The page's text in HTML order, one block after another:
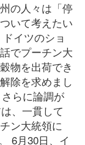
の人々は「停
いて考えたい
イツのショ
でプーチン大
物を出荷でき
除を求めまし
らに論調が
、一貫して
ン大統領に
6月30日、イ